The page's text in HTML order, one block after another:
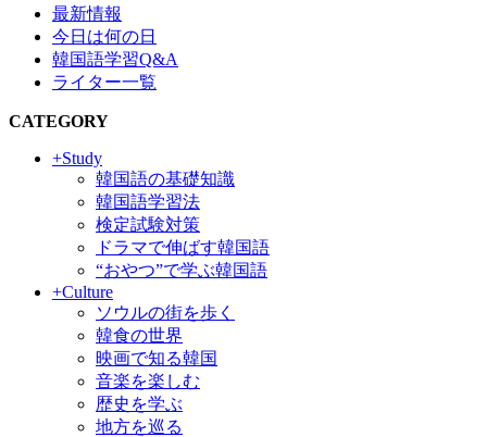
最新情報
今日は何の日
韓国語学習Q&A
ライター一覧
CATEGORY
+Study
韓国語の基礎知識
韓国語学習法
検定試験対策
ドラマで伸ばす韓国語
“おやつ”で学ぶ韓国語
+Culture
ソウルの街を歩く
韓食の世界
映画で知る韓国
音楽を楽しむ
歴史を学ぶ
地方を巡る